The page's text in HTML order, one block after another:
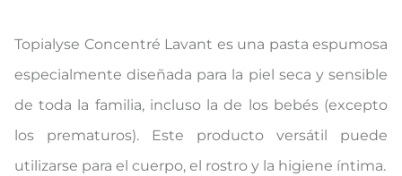
Topialyse Concentré Lavant es una pasta espumosa
especialmente diseñada para la piel seca y sensible
de toda la familia, incluso la de los bebés (excepto
los prematuros). Este producto versátil puede
utilizarse para el cuerpo, el rostro y la higiene íntima.